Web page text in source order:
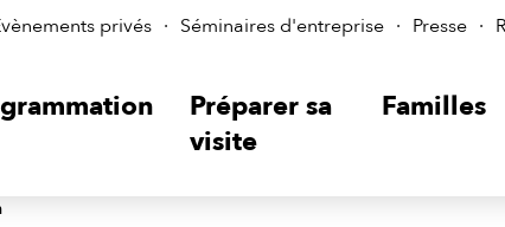
privés Séminaires d'entreprise Presse
Préparer sa
visite
Familles